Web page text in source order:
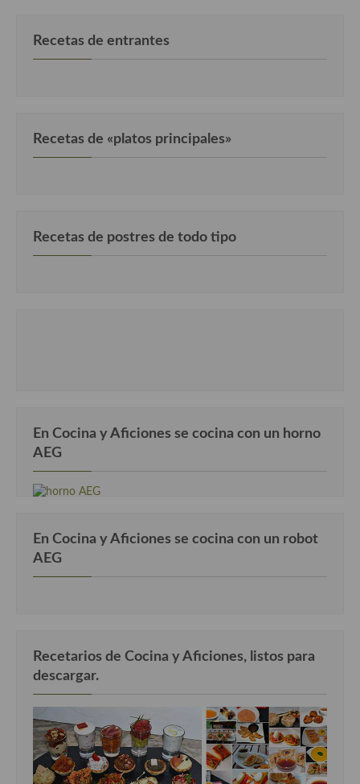
Recetas de entrantes
Recetas de «platos principales»
Recetas de postres de todo tipo
En Cocina y Aficiones se cocina con un horno
AEG
En Cocina y Aficiones se cocina con un robot
AEG
Recetarios de Cocina y Aficiones, listos para
descargar.